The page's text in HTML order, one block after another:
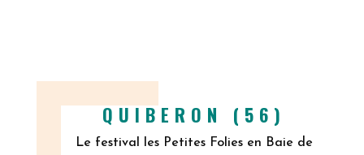
QUIBERON (56)
Le festival les Petites Folies en Baie de